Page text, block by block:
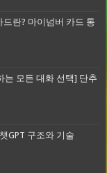
란? 마이넘버 카드 통
는 모든 대화 선택] 단추
GPT 구조와 기술